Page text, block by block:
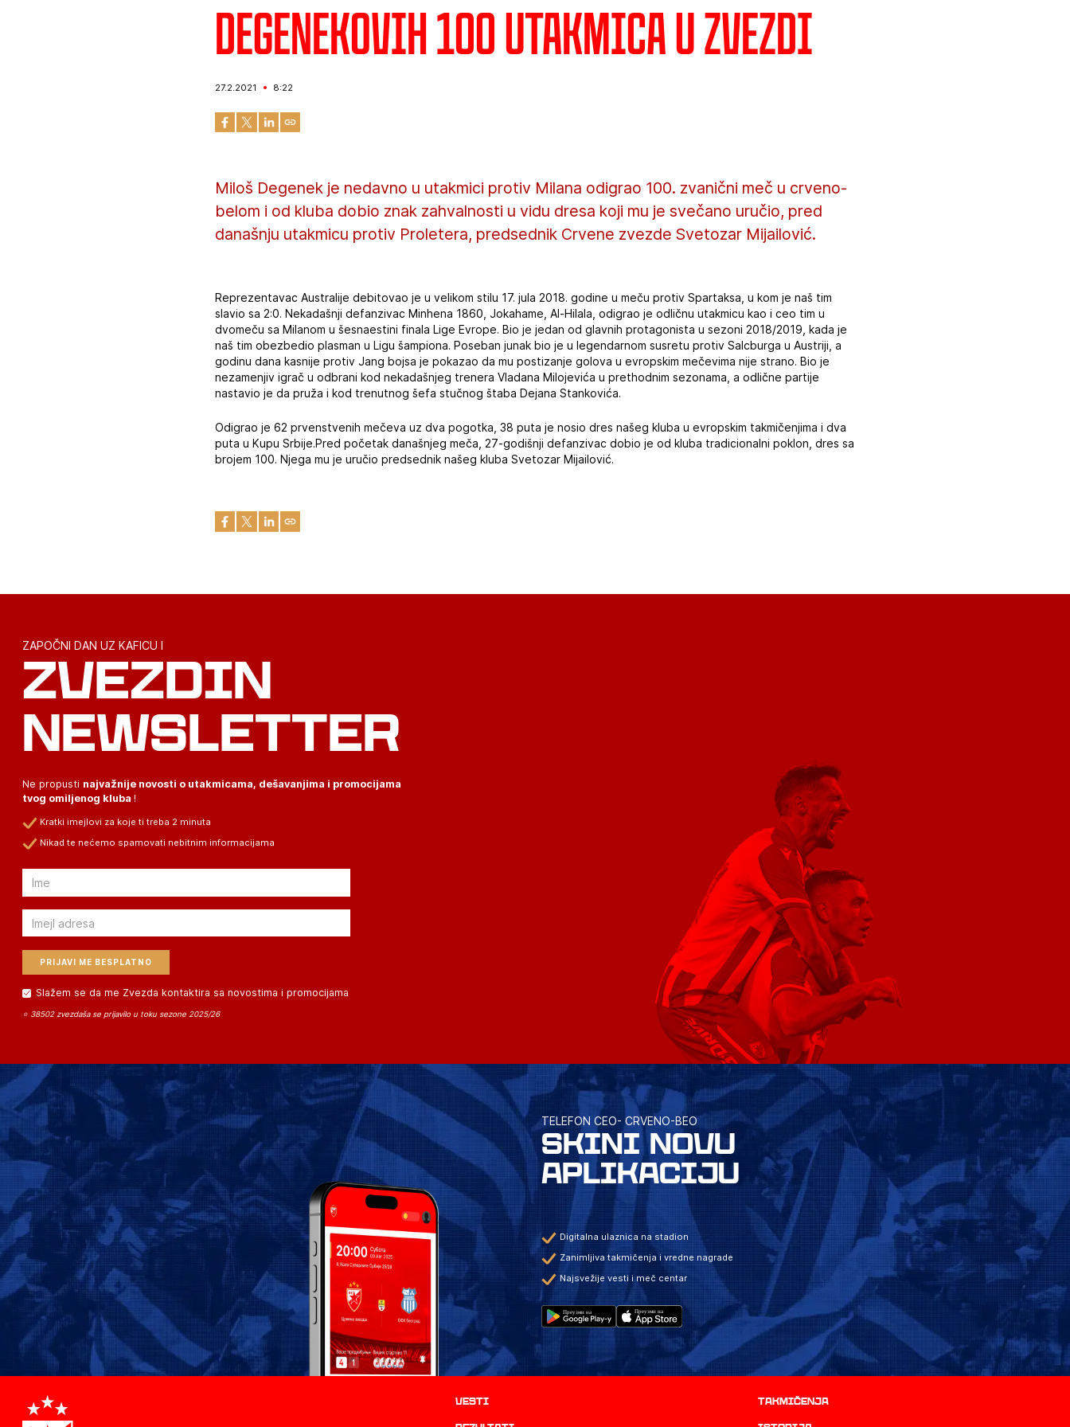
Degenekovih 100 utakmica u Zvezdi
27.2.2021 8:22
Miloš Degenek je nedavno u utakmici protiv Milana odigrao 100. zvanični meč u crveno-
belom i od kluba dobio znak zahvalnosti u vidu dresa koji mu je svečano uručio, pred
današnju utakmicu protiv Proletera, predsednik Crvene zvezde Svetozar Mijailović.
Reprezentavac Australije debitovao je u velikom stilu 17. jula 2018. godine u meču protiv Spartaksa, u kom je naš tim
slavio sa 2:0. Nekadašnji defanzivac Minhena 1860, Jokahame, Al-Hilala, odigrao je odličnu utakmicu kao i ceo tim u
dvomeču sa Milanom u šesnaestini finala Lige Evrope. Bio je jedan od glavnih protagonista u sezoni 2018/2019, kada je
naš tim obezbedio plasman u Ligu šampiona. Poseban junak bio je u legendarnom susretu protiv Salcburga u Austriji, a
godinu dana kasnije protiv Jang bojsa je pokazao da mu postizanje golova u evropskim mečevima nije strano. Bio je
nezamenjiv igrač u odbrani kod nekadašnjeg trenera Vladana Milojevića u prethodnim sezonama, a odlične partije
nastavio je da pruža i kod trenutnog šefa stučnog štaba Dejana Stankovića.
Odigrao je 62 prvenstvenih mečeva uz dva pogotka, 38 puta je nosio dres našeg kluba u evropskim takmičenjima i dva
puta u Kupu Srbije.Pred početak današnjeg meča, 27-godišnji defanzivac dobio je od kluba tradicionalni poklon, dres sa
brojem 100. Njega mu je uručio predsednik našeg kluba Svetozar Mijailović.
ZAPOČNI DAN UZ KAFICU I
ZVEZDIN
NEWSLETTER
Ne propusti najvažnije novosti o utakmicama, dešavanjima i promocijama
tvog omiljenog kluba !
Kratki imejlovi za koje ti treba 2 minuta
Nikad te nećemo spamovati nebitnim informacijama
Email
Email
Slažem se da me Zvezda kontaktira sa novostima i promocijama
⭐ 38502 zvezdaša se prijavilo u toku sezone 2025/26
TELEFON CEO- CRVENO-BEO
SKINI NOVU
APLIKACIJU
Digitalna ulaznica na stadion
Zanimljiva takmičenja i vredne nagrade
Najsvežije vesti i meč centar
Vesti Takmičenja